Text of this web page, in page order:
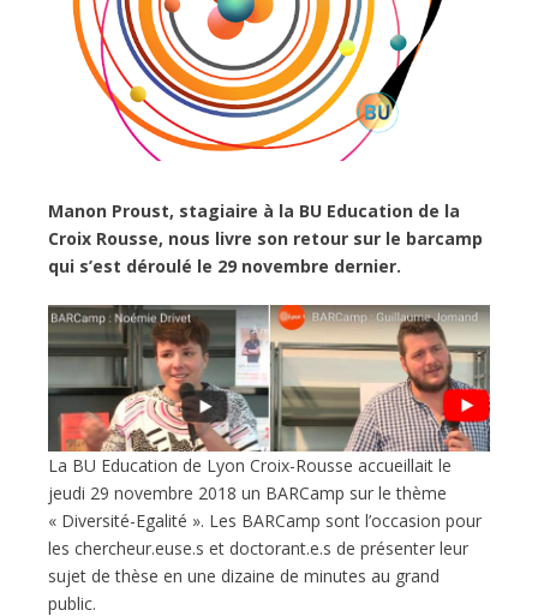
Manon Proust, stagiaire à la BU Education de la
Croix Rousse, nous livre son retour sur le barcamp
qui s’est déroulé le 29 novembre dernier.
La BU Education de Lyon Croix-Rousse accueillait le
jeudi 29 novembre 2018 un BARCamp sur le thème
« Diversité-Egalité ». Les BARCamp sont l’occasion pour
les chercheur.euse.s et doctorant.e.s de présenter leur
sujet de thèse en une dizaine de minutes au grand
public.